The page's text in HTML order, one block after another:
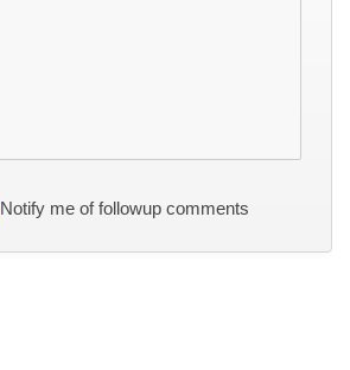
Notify me of followup comments